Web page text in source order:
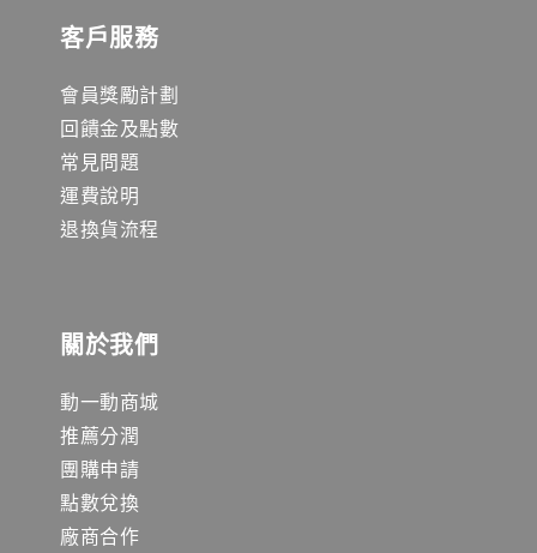
客戶服務
會員獎勵計劃
回饋金及點數
常見問題
運費說明
退換貨流程
關於我們
動一動商城
推薦分潤
團購申請
點數兌換
廠商合作